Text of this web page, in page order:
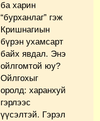
ба харин
“бурханлаг” гэж
Кришнагиын
бүрэн ухамсарт
байх явдал. Энэ
ойлгомтой юу?
Ойлгохыг
оролд: харанхуй
гэрлээс
үүсэлтэй. Гэрэл